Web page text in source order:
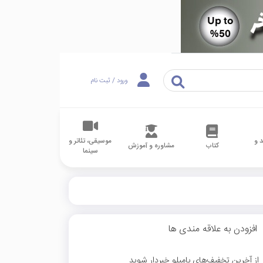
ورود / ثبت نام
و کتاب مشاوره و آموزش
موسیقی، تئاتر و
سینما
افزودن به علاقه مندی ها